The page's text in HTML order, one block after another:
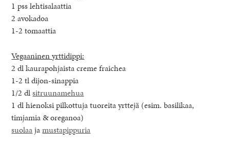
1 pss lehtisalaattia
2 avokadoa
1-2 tomaattia
Vegaaninen yrttidippi:
2 dl kaurapohjaista creme fraichea
1-2 tl dijon-sinappia
1/2 dlsitruunamehua
1 dl hienoksi pilkottuja tuoreita yrttejä (esim. basilikaa,
timjamia & oreganoa)
suolaajamustapippuria